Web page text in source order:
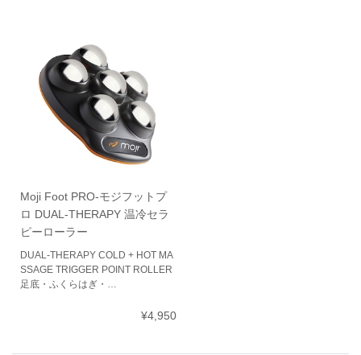
Moji Foot PRO-モジフットプ
ロ DUAL-THERAPY 温冷セラ
ピーローラー
DUAL-THERAPY COLD + HOT MA
SSAGE TRIGGER POINT ROLLER
足底・ふくらはぎ・…
¥4,950